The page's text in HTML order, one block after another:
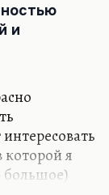
и
которой я
большое)